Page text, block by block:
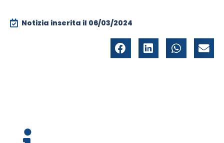
Notizia inserita il 06/03/2024